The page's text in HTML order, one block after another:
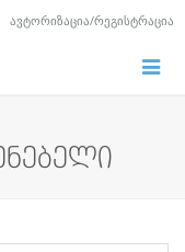
ᲐᲕᲢᲝᲠᲘᲖᲐᲪᲘᲐ/ᲠᲔᲒᲘᲡᲢᲠᲐᲪᲘᲐ
Toggle